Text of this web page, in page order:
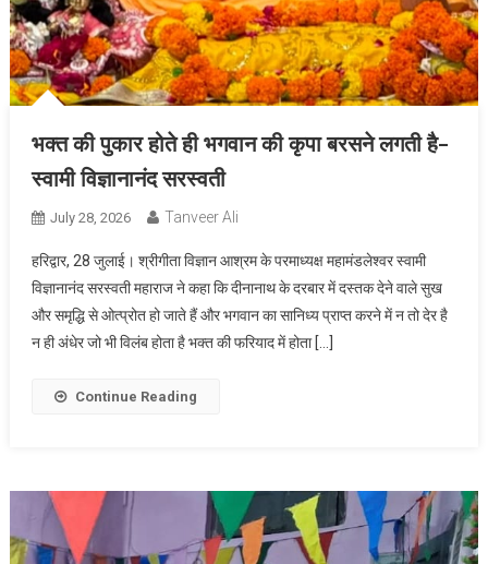
भक्त की पुकार होते ही भगवान की कृपा बरसने लगती है-
स्वामी विज्ञानानंद सरस्वती
July 28, 2026 Tanveer Ali
हरिद्वार, 28 जुलाई। श्रीगीता विज्ञान आश्रम के परमाध्यक्ष महामंडलेश्वर स्वामी
विज्ञानानंद सरस्वती महाराज ने कहा कि दीनानाथ के दरबार में दस्तक देने वाले सुख
और समृद्धि से ओत्प्रोत हो जाते हैं और भगवान का सानिध्य प्राप्त करने में न तो देर है
न ही अंधेर जो भी विलंब होता है भक्त की फरियाद में होता […]
Continue Reading